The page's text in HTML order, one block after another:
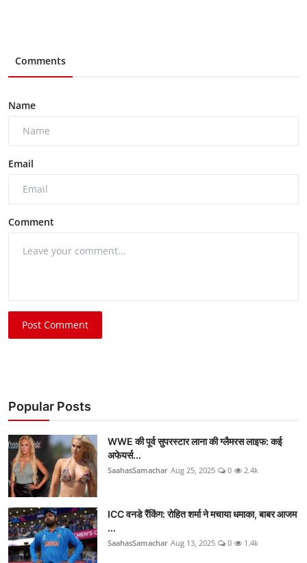
Comments
Name
Email
Comment
Post Comment
Popular Posts
WWE की पूर्व सुपरस्टार लाना की ग्लैमरस लाइफ: कई
अफेयर्स...
SaahasSamachar Aug 25, 2025 0 2.4k
ICC वनडे रैंकिंग: रोहित शर्मा ने मचाया धमाका, बाबर आजम
...
SaahasSamachar Aug 13, 2025 0 1.4k